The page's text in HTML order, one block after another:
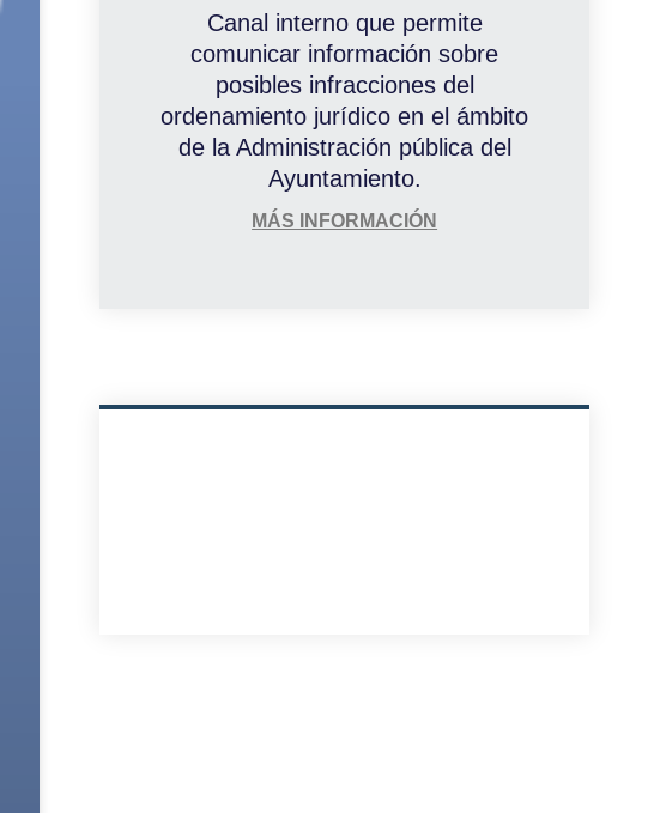
Canal interno que permite
comunicar información sobre
posibles infracciones del
ordenamiento jurídico en el ámbito
de la Administración pública del
Ayuntamiento.
MÁS INFORMACIÓN